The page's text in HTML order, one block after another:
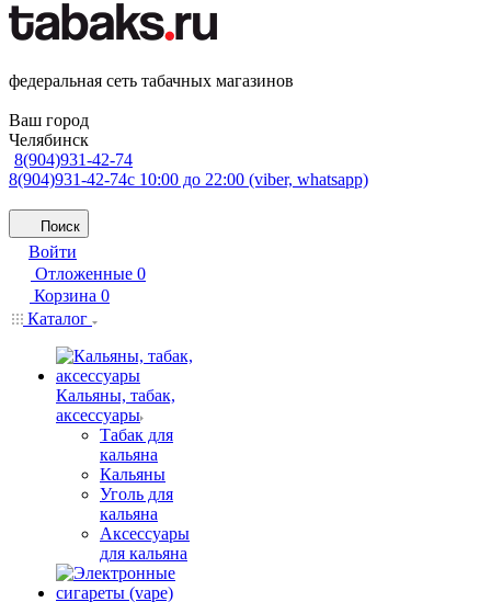
федеральная сеть табачных магазинов
Ваш город
Челябинск
8(904)931-42-74
8(904)931-42-74с 10:00 до 22:00 (viber, whatsapp)
Поиск
Войти
Отложенные 0
Корзина 0
Каталог
Кальяны, табак,
аксессуары
Табак для
кальяна
Кальяны
Уголь для
кальяна
Аксессуары
для кальяна